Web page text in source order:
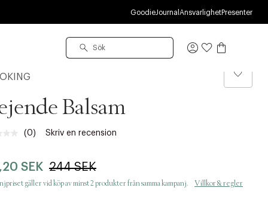
GoodieJournal AnsvarlighetPresenter
Logga
Balsam
Inget
till
sida.
(0) Skriv en recension
SEK 244 SEK
gäller vid köp av minst 2 produkter från samma kampanj. Villkor & regler